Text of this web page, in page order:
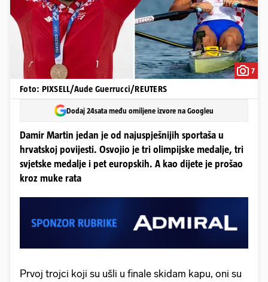
7
Foto: PIXSELL/Aude Guerrucci/REUTERS
Dodaj 24sata među omiljene izvore na Googleu
Damir Martin jedan je od najuspješnijih sportaša u
hrvatskoj povijesti. Osvojio je tri olimpijske medalje, tri
svjetske medalje i pet europskih. A kao dijete je prošao
kroz muke rata
Prvoj trojci koji su ušli u finale skidam kapu, oni su